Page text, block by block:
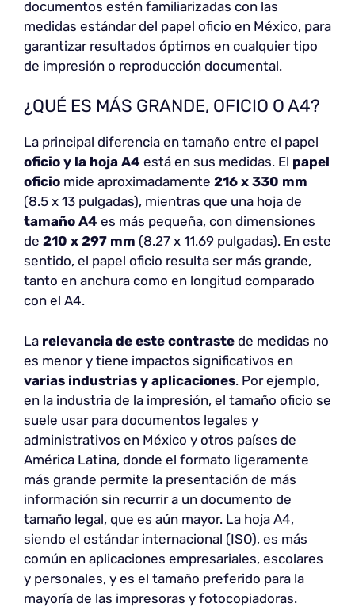
documentos estén familiarizadas con las
medidas estándar del papel oficio en México, para
garantizar resultados óptimos en cualquier tipo
de impresión o reproducción documental.
¿QUÉ ES MÁS GRANDE, OFICIO O A4?
La principal diferencia en tamaño entre el papel
oficio y la hoja A4 está en sus medidas. El papel
oficio mide aproximadamente 216 x 330 mm
(8.5 x 13 pulgadas), mientras que una hoja de
tamaño A4 es más pequeña, con dimensiones
de 210 x 297 mm (8.27 x 11.69 pulgadas). En este
sentido, el papel oficio resulta ser más grande,
tanto en anchura como en longitud comparado
con el A4.
La relevancia de este contraste de medidas no
es menor y tiene impactos significativos en
varias industrias y aplicaciones. Por ejemplo,
en la industria de la impresión, el tamaño oficio se
suele usar para documentos legales y
administrativos en México y otros países de
América Latina, donde el formato ligeramente
más grande permite la presentación de más
información sin recurrir a un documento de
tamaño legal, que es aún mayor. La hoja A4,
siendo el estándar internacional (ISO), es más
común en aplicaciones empresariales, escolares
y personales, y es el tamaño preferido para la
mayoría de las impresoras y fotocopiadoras.